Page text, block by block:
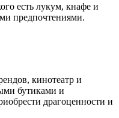
есть лукум, кнафе и
предпочтениями.
кинотеатр и
бутиками и
драгоценности и